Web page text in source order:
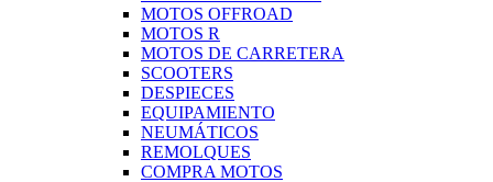
MOTOS OFFROAD
MOTOS R
MOTOS DE CARRETERA
SCOOTERS
DESPIECES
EQUIPAMIENTO
NEUMÁTICOS
REMOLQUES
COMPRA MOTOS